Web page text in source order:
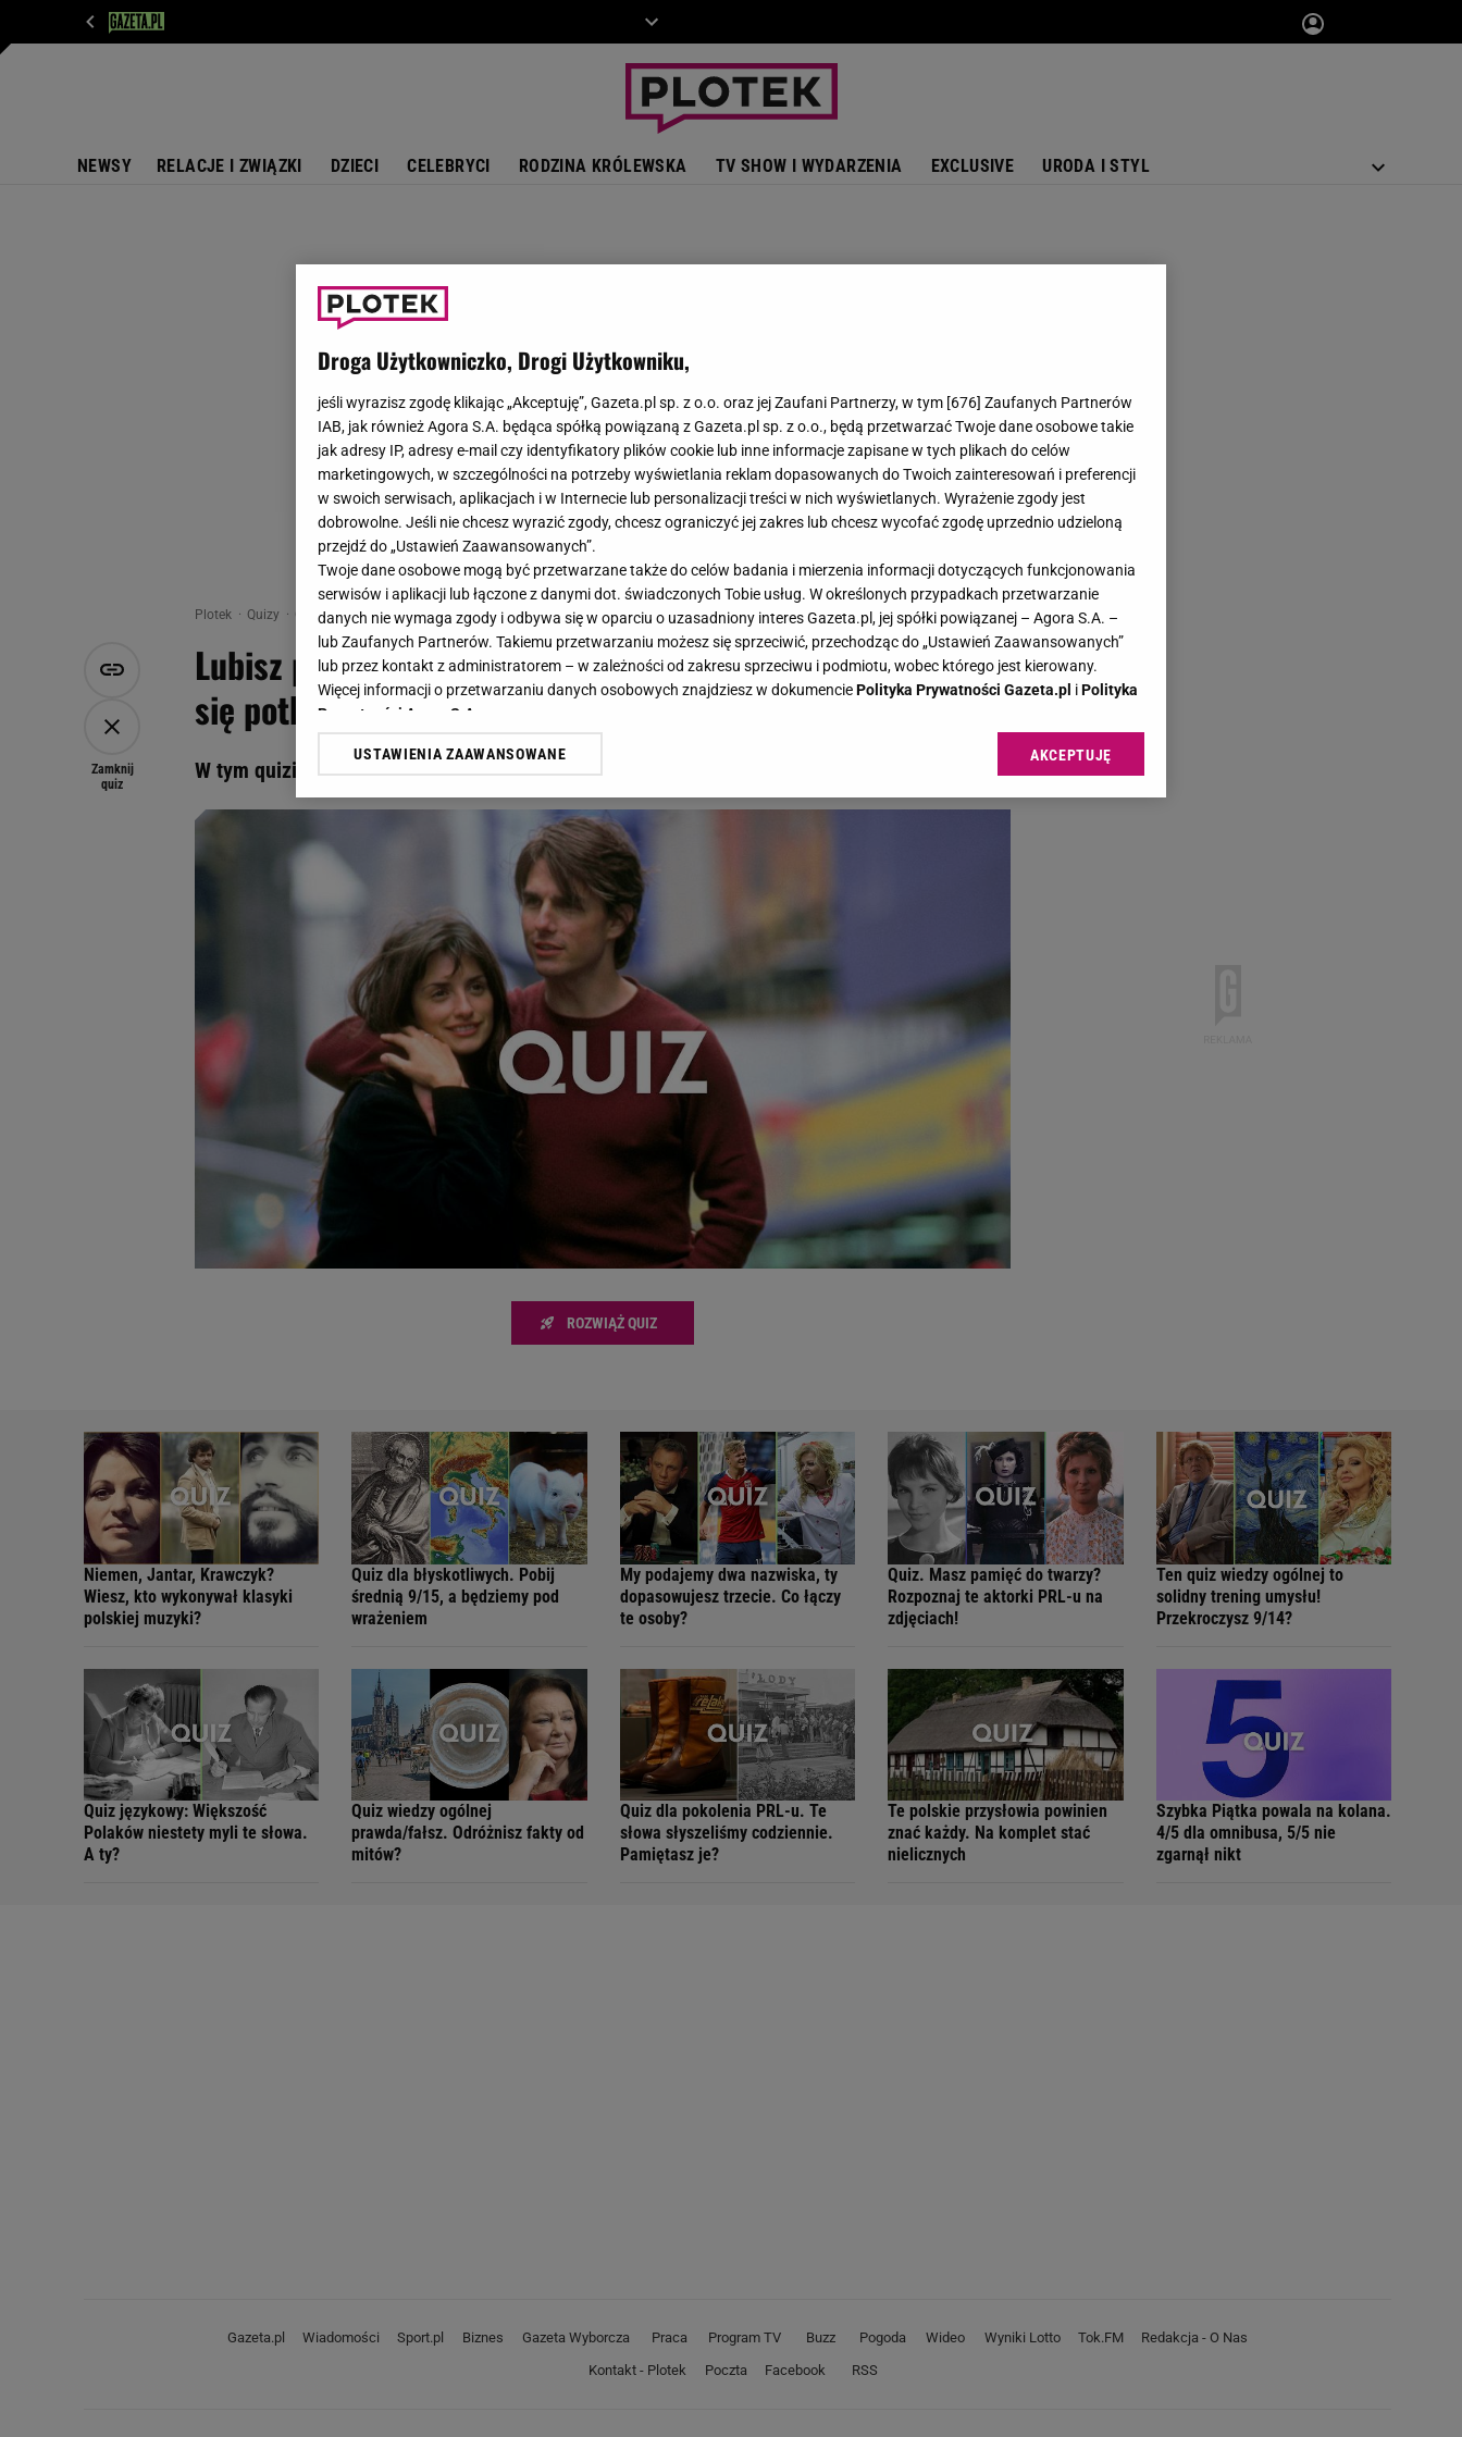
NEWSY RELACJE I ZWIĄZKI DZIECI CELEBRYCI RODZINA KRÓLEWSKA TV SHOW I WYDARZENIA EXCLUSIVE URODA I STYL
Plotek Quizy Quiz - Lubisz ploteczki? To quiz dla ciebie. Na 6. pytaniu łatwo się potknąć - Gazeta.pl
Zamknij
quiz
Lubisz ploteczki? To quiz dla ciebie. Na 6. pytaniu łatwo
się potknąć
W tym quizie pytamy o partnerów i partnerki gwiazd Hollywood!
ROZWIĄŻ QUIZ
Niemen, Jantar, Krawczyk?
Wiesz, kto wykonywał klasyki
polskiej muzyki?
Quiz dla błyskotliwych. Pobij
średnią 9/15, a będziemy pod
wrażeniem
My podajemy dwa nazwiska, ty
dopasowujesz trzecie. Co łączy
te osoby?
Quiz. Masz pamięć do twarzy?
Rozpoznaj te aktorki PRL-u na
zdjęciach!
Ten quiz wiedzy ogólnej to
solidny trening umysłu!
Przekroczysz 9/14?
Quiz językowy: Większość
Polaków niestety myli te słowa.
A ty?
Quiz wiedzy ogólnej
prawda/fałsz. Odróżnisz fakty od
mitów?
Quiz dla pokolenia PRL-u. Te
słowa słyszeliśmy codziennie.
Pamiętasz je?
Te polskie przysłowia powinien
znać każdy. Na komplet stać
nielicznych
Szybka Piątka powala na kolana.
4/5 dla omnibusa, 5/5 nie
zgarnął nikt
Gazeta.pl Wiadomości Sport.pl Biznes Gazeta Wyborcza Praca Program TV Buzz Pogoda Wideo Wyniki Lotto Tok.FM
Redakcja - O Nas
Kontakt - Plotek
Poczta Facebook RSS
Droga Użytkowniczko, Drogi Użytkowniku,
jeśli wyrazisz zgodę klikając „Akceptuję”, Gazeta.pl sp. z o.o. oraz jej Zaufani Partnerzy, w tym [676] Zaufanych Partnerów
IAB, jak również Agora S.A. będąca spółką powiązaną z Gazeta.pl sp. z o.o., będą przetwarzać Twoje dane osobowe takie
jak adresy IP, adresy e-mail czy identyfikatory plików cookie lub inne informacje zapisane w tych plikach do celów
marketingowych, w szczególności na potrzeby wyświetlania reklam dopasowanych do Twoich zainteresowań i preferencji
w swoich serwisach, aplikacjach i w Internecie lub personalizacji treści w nich wyświetlanych. Wyrażenie zgody jest
dobrowolne. Jeśli nie chcesz wyrazić zgody, chcesz ograniczyć jej zakres lub chcesz wycofać zgodę uprzednio udzieloną
przejdź do „Ustawień Zaawansowanych”.
Twoje dane osobowe mogą być przetwarzane także do celów badania i mierzenia informacji dotyczących funkcjonowania
serwisów i aplikacji lub łączone z danymi dot. świadczonych Tobie usług. W określonych przypadkach przetwarzanie
danych nie wymaga zgody i odbywa się w oparciu o uzasadniony interes Gazeta.pl, jej spółki powiązanej – Agora S.A. –
lub Zaufanych Partnerów. Takiemu przetwarzaniu możesz się sprzeciwić, przechodząc do „Ustawień Zaawansowanych”
lub przez kontakt z administratorem – w zależności od zakresu sprzeciwu i podmiotu, wobec którego jest kierowany.
Więcej informacji o przetwarzaniu danych osobowych znajdziesz w dokumenciePolityka Prywatności Gazeta.pl iPolityka
Prywatności Agora S.A.
Klikając „Akceptuję” wyrażasz też zgodę na zainstalowanie i przechowywanie plików cookie Gazeta.pl sp. z o.o., jej
dotyczące plików cookie, wywołując narzędzie do zarządzania twoimi preferencjami dot. przetwarzania danych poprzez
odnośnik „Ustawienia prywatności ” w stopce serwisu i przechodząc do „Ustawień Zaawansowanych”. Zmiana ustawień
plików cookie możliwa jest także za pomocą ustawień przeglądarki.
My, nasi Zaufani Partnerzy i Agora S.A. możemy przetwarzać dane osobowe w następujących celach:
Użycie dokładnych danych geolokalizacyjnych. Aktywne skanowanie charakterystyki urządzenia do celów identyfikacji.
Przechowywanie informacji na urządzeniu lub dostęp do nich. Spersonalizowane reklamy i treści, pomiar reklam i treści,
badnie odbiorców i ulepszanie usług.Lista Zaufanych Partnerów
USTAWIENIA ZAAWANSOWANE AKCEPTUJĘ